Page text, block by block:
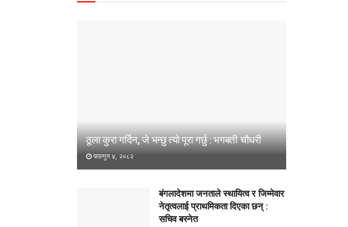
ठूला कुरा गर्दिन, जे भन्छु त्यो पूरा गर्छु : भगबती चौधरी
फाल्गुन ४, २०८२
बंगलादेशमा जनताले स्थायित्व र जिम्मेवार
नेतृत्वलाई प्राथमिकता दिएका छन् :
सचिव बस्नेत